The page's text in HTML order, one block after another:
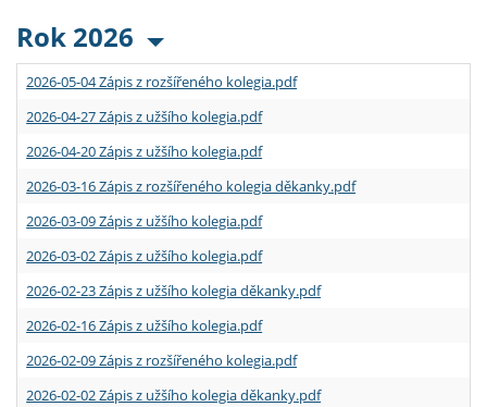
Rok 2026
2026-05-04 Zápis z rozšířeného kolegia.pdf
2026-04-27 Zápis z užšího kolegia.pdf
2026-04-20 Zápis z užšího kolegia.pdf
2026-03-16 Zápis z rozšířeného kolegia děkanky.pdf
2026-03-09 Zápis z užšího kolegia.pdf
2026-03-02 Zápis z užšího kolegia.pdf
2026-02-23 Zápis z užšího kolegia děkanky.pdf
2026-02-16 Zápis z užšího kolegia.pdf
2026-02-09 Zápis z rozšířeného kolegia.pdf
2026-02-02 Zápis z užšího kolegia děkanky.pdf